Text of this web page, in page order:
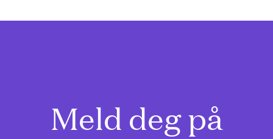
Meld deg på